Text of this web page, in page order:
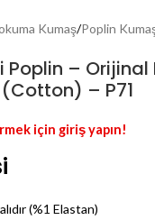
Kumaş/Poplin
Poplin –
– P71
için giriş yapın!
(%1 Elastan)